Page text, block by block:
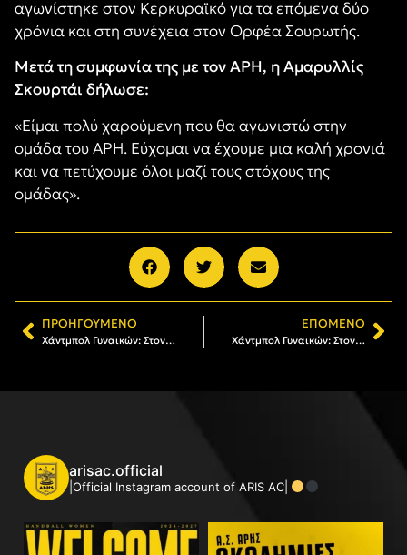
αγωνίστηκε στον Κερκυραϊκό για τα επόμενα δύο
χρόνια και στη συνέχεια στον Ορφέα Σουρωτής.
Μετά τη συμφωνία της με τον ΑΡΗ, η Αμαρυλλίς
Σκουρτάι δήλωσε:
«Είμαι πολύ χαρούμενη που θα αγωνιστώ στην
ομάδα του ΑΡΗ. Εύχομαι να έχουμε μια καλή χρονιά
και να πετύχουμε όλοι μαζί τους στόχους της
ομάδας».
ΠΡΟΗΓΟΎΜΕΝΟ
Χάντμπολ Γυναικών: Στον ΑΡΗ η Θεοδώρα Μανωλούδα
ΕΠΌΜΕΝΟ
Χάντμπολ Γυναικών: Στον ΑΡΗ η Ανδρονίκη Χωρινού
arisac.official
|Official Instagram account of ARIS AC|